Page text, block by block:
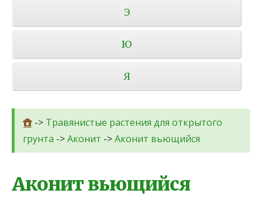
Э
Ю
Я
-> Травянистые растения для открытого
грунта ->Аконит ->Аконит вьющийся
Аконит вьющийся